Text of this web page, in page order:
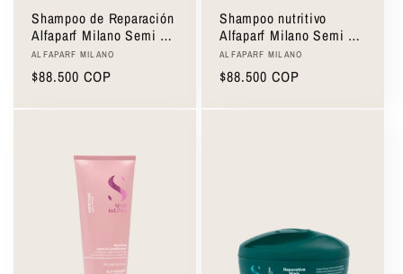
Shampoo de Reparación
Alfaparf Milano Semi Di
Lino Reparative Low
Shampoo 250ml
Proveedor:
ALFAPARF MILANO
Precio
$88.500 COP
Shampoo nutritivo
Alfaparf Milano Semi Di
Lino Nutritive Low
Shampoo 250ml
Proveedor:
ALFAPARF MILANO
Precio
$88.500 COP